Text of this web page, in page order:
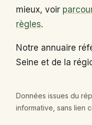
mieux, voir
règles.
Notre annuaire
Seine et de la
Données issues du
informative, sans lien